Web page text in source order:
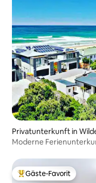
Privatunterkunft in
Moderne
Beliebter Gäste-Favorit.
Gäste-Favorit